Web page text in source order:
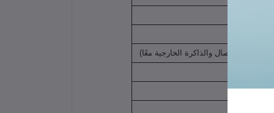
الاتصال والذاكرة الخارجية معًا)